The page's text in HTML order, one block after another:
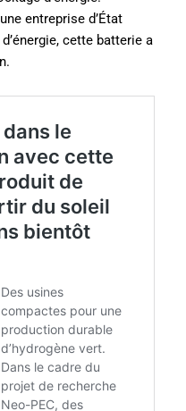
entreprise d’État
cette batterie a